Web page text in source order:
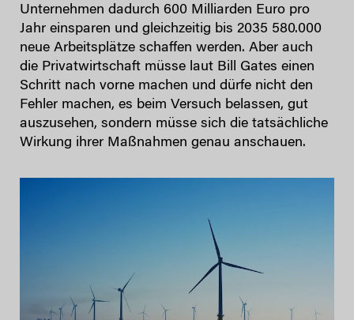
Unternehmen dadurch 600 Milliarden Euro pro
Jahr einsparen und gleichzeitig bis 2035 580.000
neue Arbeitsplätze schaffen werden. Aber auch
die Privatwirtschaft müsse laut Bill Gates einen
Schritt nach vorne machen und dürfe nicht den
Fehler machen, es beim Versuch belassen, gut
auszusehen, sondern müsse sich die tatsächliche
Wirkung ihrer Maßnahmen genau anschauen.